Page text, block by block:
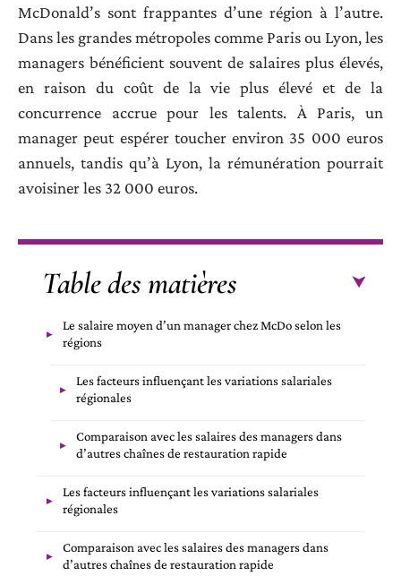
McDonald’s sont frappantes d’une région à l’autre.
Dans les grandes métropoles comme Paris ou Lyon, les
managers bénéficient souvent de salaires plus élevés,
en raison du coût de la vie plus élevé et de la
concurrence accrue pour les talents. À Paris, un
manager peut espérer toucher environ 35 000 euros
annuels, tandis qu’à Lyon, la rémunération pourrait
avoisiner les 32 000 euros.
Table des matières
Le salaire moyen d’un manager chez McDo selon les
régions
Les facteurs influençant les variations salariales
régionales
Comparaison avec les salaires des managers dans
d’autres chaînes de restauration rapide
Les facteurs influençant les variations salariales
régionales
Comparaison avec les salaires des managers dans
d’autres chaînes de restauration rapide